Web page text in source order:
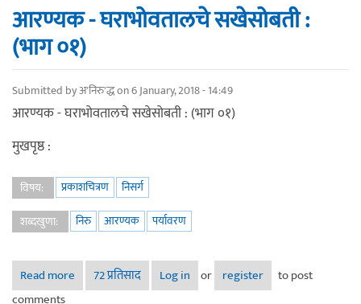
आरण्यक - घराभोवतालचे सखेसोबती :
(भाग ०१)
Submitted byअ'निरु'द्धon 6 January, 2018 - 14:49
आरण्यक - घराभोवतालचे सखेसोबती : (भाग ०१)
मुखपृष्ठ :
विषय: प्रकाशचित्रण
निसर्ग
शब्दखुणा:
निरु आरण्यक पर्यावरण
Read more about आरण्यक - घराभोवतालचे सखेसोबती : (भाग ०१)
72 प्रतिसाद Log in or register
to post
comments